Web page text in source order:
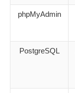
phpMyAdmin
PostgreSQL